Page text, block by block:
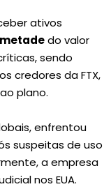
ativos
metadedo valor
sendo
credores da FTX,
plano.
enfrentou
suspeitas de uso
a empresa
nos EUA.